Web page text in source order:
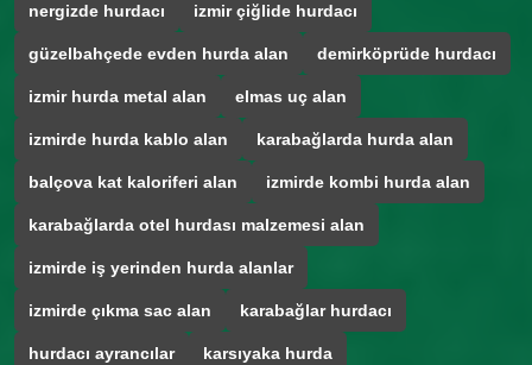
nergizde hurdacı izmir çiğlide hurdacı
güzelbahçede evden hurda alan demirköprüde hurdacı
izmir hurda metal alan elmas uç alan
izmirde hurda kablo alan karabağlarda hurda alan
balçova kat kaloriferi alan izmirde kombi hurda alan
karabağlarda otel hurdası malzemesi alan
izmirde iş yerinden hurda alanlar
izmirde çıkma sac alan karabağlar hurdacı
hurdacı ayrancılar karsıyaka hurda